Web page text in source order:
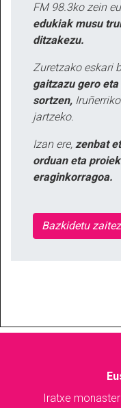
FM 98.3ko zein
edukiak musu
ditzakezu.
Zuretzako eskari
gaitzazu gero
sortzen,
jartzeko.
Izan ere, zenbat
orduan eta
eraginkorragoa.
Bazkidetu
Iratxe